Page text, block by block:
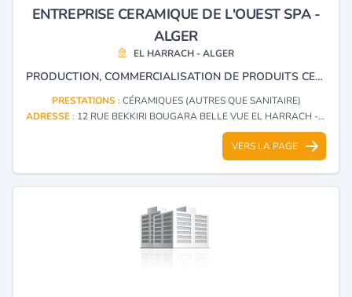
ENTREPRISE CERAMIQUE DE L'OUEST SPA -
ALGER
EL HARRACH - ALGER
PRODUCTION, COMMERCIALISATION DE PRODUITS CERAMIQUES SANITAIRES ET ACCESSOIRES.
PRESTATIONS :CÉRAMIQUES (AUTRES QUE SANITAIRE)
ADRESSE : 12 RUE BEKKIRI BOUGARA BELLE VUE EL HARRACH - ALGER
VERS LA PAGE